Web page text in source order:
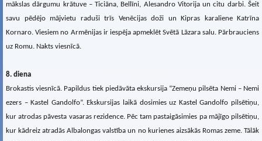
mākslas dārgumu krātuve – Ticiāna, Bellīni, Alesandro Vitorija un citu darbi. Šeit
savu pēdējo mājvietu raduši trīs Venēcijas doži un Kipras karaliene Katrīna
Kornaro. Viesiem no Armēnijas ir iespēja apmeklēt Svētā Lāzara salu. Pārbrauciens
uz Romu. Nakts viesnīcā.
8. diena
Brokastis viesnīcā. Papildus tiek piedāvāta ekskursija “Zemeņu pilsēta Nemi – Nemi
ezers – Kastel Gandolfo”. Ekskursijas laikā dosimies uz Kastel Gandolfo pilsētiņu,
kur atrodas pāvesta vasaras rezidence. Pēc tam pastaigāsimies pa mājīgo pilsētiņu,
kur kādreiz atradās Albalongas valstība un no kurienes aizsākās Romas zeme. Tālāk